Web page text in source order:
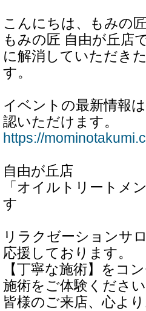
こんにちは、もみの
もみの匠 自由が丘店
に解消していただき
す。
イベントの最新情報
認いただけます。
https://
自由が丘店
「オイルトリートメ
す
リラクゼーションサ
応援しております。
【丁寧な施術】をコ
施術をご体験ください
皆様のご来店、心よ